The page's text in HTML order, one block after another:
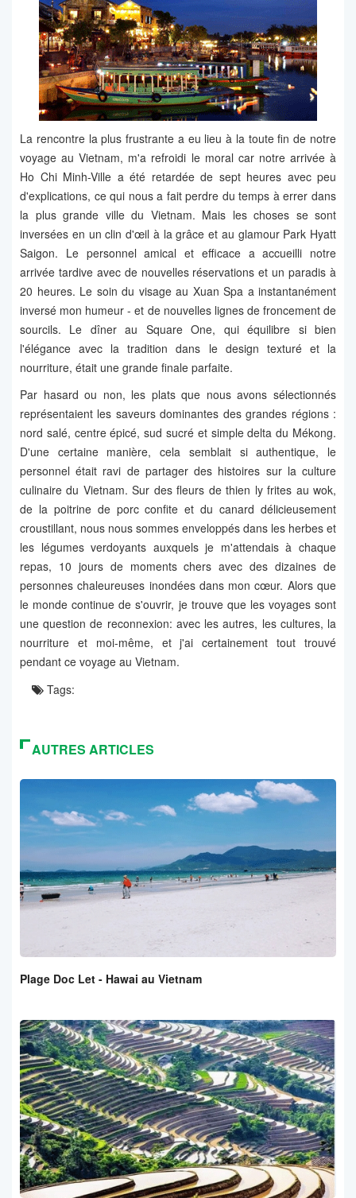
La rencontre la plus frustrante a eu lieu à la toute fin de notre
voyage au Vietnam, m'a refroidi le moral car notre arrivée à
Ho Chi Minh-Ville a été retardée de sept heures avec peu
d'explications, ce qui nous a fait perdre du temps à errer dans
la plus grande ville du Vietnam. Mais les choses se sont
inversées en un clin d'œil à la grâce et au glamour Park Hyatt
Saigon. Le personnel amical et efficace a accueilli notre
arrivée tardive avec de nouvelles réservations et un paradis à
20 heures. Le soin du visage au Xuan Spa a instantanément
inversé mon humeur - et de nouvelles lignes de froncement de
sourcils. Le dîner au Square One, qui équilibre si bien
l'élégance avec la tradition dans le design texturé et la
nourriture, était une grande finale parfaite.
Par hasard ou non, les plats que nous avons sélectionnés
représentaient les saveurs dominantes des grandes régions :
nord salé, centre épicé, sud sucré et simple delta du Mékong.
D'une certaine manière, cela semblait si authentique, le
personnel était ravi de partager des histoires sur la culture
culinaire du Vietnam. Sur des fleurs de thien ly frites au wok,
de la poitrine de porc confite et du canard délicieusement
croustillant, nous nous sommes enveloppés dans les herbes et
les légumes verdoyants auxquels je m'attendais à chaque
repas, 10 jours de moments chers avec des dizaines de
personnes chaleureuses inondées dans mon cœur. Alors que
le monde continue de s'ouvrir, je trouve que les voyages sont
une question de reconnexion: avec les autres, les cultures, la
nourriture et moi-même, et j'ai certainement tout trouvé
pendant ce voyage au Vietnam.
Tags:
AUTRES ARTICLES
Plage Doc Let - Hawai au Vietnam